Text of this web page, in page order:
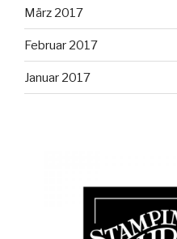
März 2017
Februar 2017
Januar 2017